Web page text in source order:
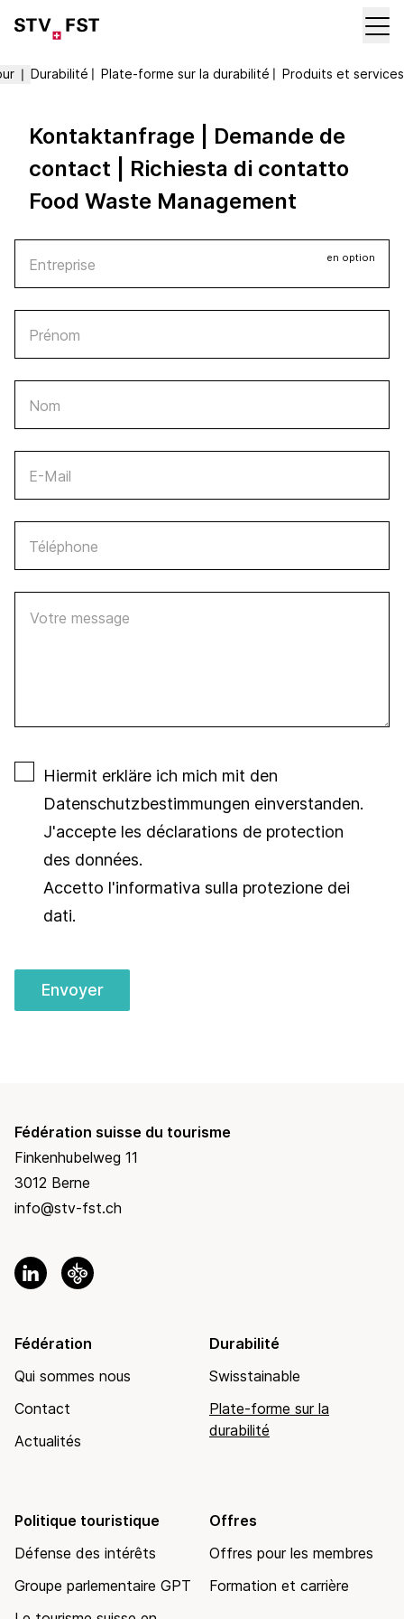
〡 Durabilité〡 Plate-forme sur la durabilité〡 Produits et services
Kontaktanfrage | Demande de
contact | Richiesta di contatto
Food Waste Management
Entreprise en option
Prénom
Nom
E-Mail
Téléphone
Hiermit erkläre ich mich mit den
Datenschutzbestimmungen einverstanden.
J'accepte les déclarations de protection
des données.
Accetto l'informativa sulla protezione dei
dati.
Envoyer
Fédération suisse du tourisme
Finkenhubelweg 11
3012 Berne
info@stv-fst.ch
Fédération
Qui sommes nous
Contact
Actualités
Durabilité
Swisstainable
Plate-forme sur la
durabilité
Politique touristique
Défense des intérêts
Groupe parlementaire GPT
Offres
Offres pour les membres
Formation et carrière